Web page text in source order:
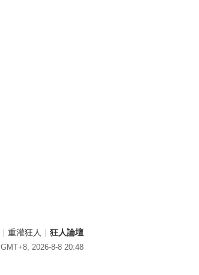
| 重灌狂人 | 狂人論壇
GMT+8, 2026-8-8 20:48